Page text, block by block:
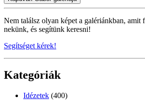
Nem találsz olyan képet a galériánkban, amit
nekünk, és segítünk keresni!
Segítséget kérek!
Kategóriák
Idézetek (400)